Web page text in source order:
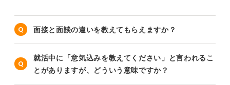
面接と面談の違いを教えてもらえますか？
就活中に「意気込みを教えてください」と言われるこ
とがありますが、どういう意味ですか？